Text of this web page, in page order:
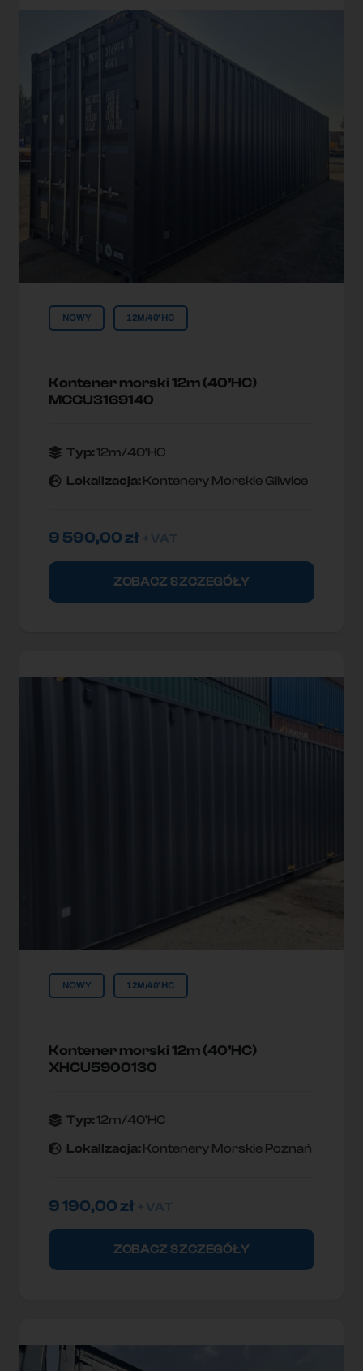
NOWY 12M/40'HC
Kontener morski 12m (40’HC)
MCCU3169140
Typ:12m/40'HC
Lokallzacja: Kontenery Morskie Gliwice
9 590,00zł
ZOBACZ SZCZEGÓŁY
NOWY 12M/40'HC
Kontener morski 12m (40’HC)
XHCU5900130
Typ:12m/40'HC
Lokallzacja: Kontenery Morskie Poznań
9 190,00zł
ZOBACZ SZCZEGÓŁY